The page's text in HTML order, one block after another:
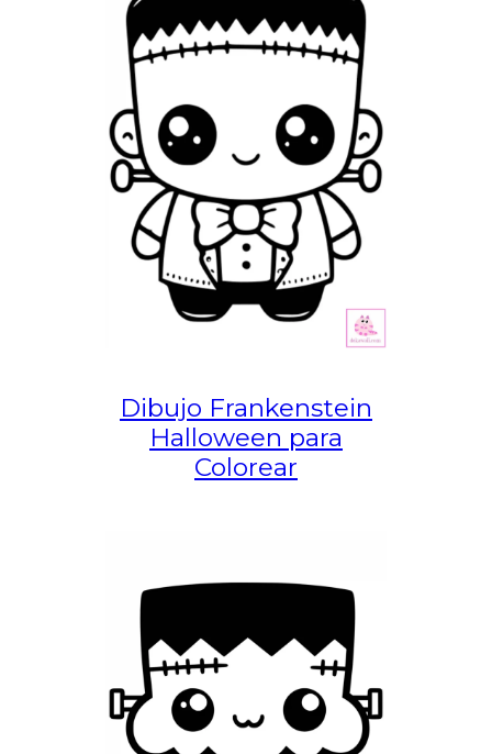
Dibujo Frankenstein
Halloween para
Colorear